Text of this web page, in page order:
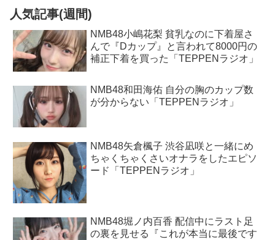
人気記事(週間)
NMB48小嶋花梨 貧乳なのに下着屋さ
んで『Dカップ』と言われて8000円の
補正下着を買った「TEPPENラジオ」
NMB48和田海佑 自分の胸のカップ数
が分からない「TEPPENラジオ」
NMB48矢倉楓子 渋谷凪咲と一緒にめ
ちゃくちゃくさいオナラをしたエピソ
ード「TEPPENラジオ」
NMB48堀ノ内百香 配信中にラスト足
の裏を見せる『これが本当に最後です